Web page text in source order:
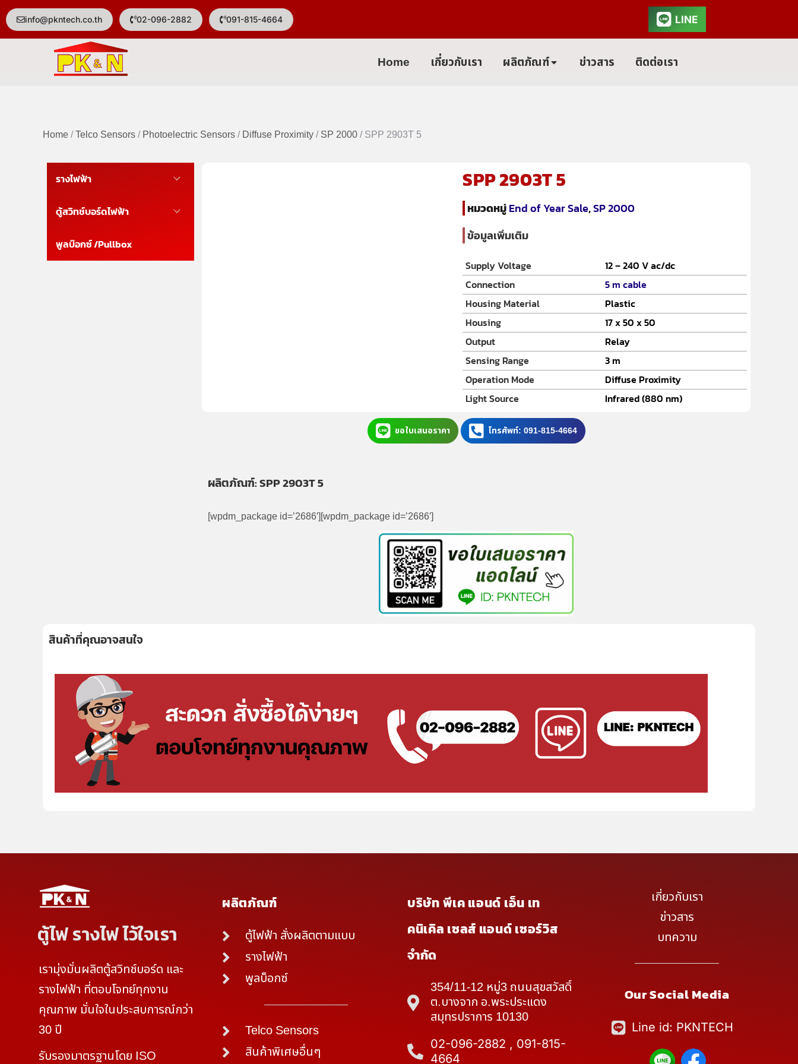
info@pkntech.co.th 02-096-2882 091-815-4664 LINE
Home เกี่ยวกับเรา ผลิตภัณฑ์ ข่าวสาร ติดต่อเรา
Home/Telco Sensors/Photoelectric Sensors/Diffuse Proximity/SP 2000/ SPP 2903T 5
รางไฟฟ้า
ตู้สวิทช์บอร์ดไฟฟ้า
พูลบ๊อกซ์ /Pullbox
SPP 2903T 5
หมวดหมู่End of Year Sale,SP 2000
ข้อมูลเพิ่มเติม
Supply Voltage
12 – 240 V ac/dc
Connection
5 m cable
Housing Material
Plastic
Housing
17 x 50 x 50
Output
Relay
Sensing Range
3 m
Operation Mode
Diffuse Proximity
Light Source
Infrared (880 nm)
ขอใบเสนอราคา โทรศัพท์: 091-815-4664
ผลิตภัณฑ์: SPP 2903T 5
[wpdm_package id=’2686′][wpdm_package id=’2686′]
สินค้าที่คุณอาจสนใจ
ตู้ไฟ รางไฟ ไว้ใจเรา
เรามุ่งมั่นผลิตตู้สวิทช์บอร์ด และ
รางไฟฟ้า ที่ตอบโจทย์ทุกงาน
คุณภาพ มั่นใจในประสบการณ์กว่า
30 ปี
รับรองมาตรฐานโดย ISO
ผลิตภัณฑ์
ตู้ไฟฟ้า สั่งผลิตตามแบบ
รางไฟฟ้า
พูลบ็อกซ์
Telco Sensors
สินค้าพิเศษอื่นๆ
บริษัท พีเค แอนด์ เอ็น เท
คนิเคิล เซลส์ แอนด์ เซอร์วิส
จำกัด
354/11-12 หมู่3 ถนนสุขสวัสดิ์
ต.บางจาก อ.พระประแดง
สมุทรปราการ 10130
02-096-2882 , 091-815-
4664
เกี่ยวกับเรา
ข่าวสาร
บทความ
Our Social Media
Line id: PKNTECH